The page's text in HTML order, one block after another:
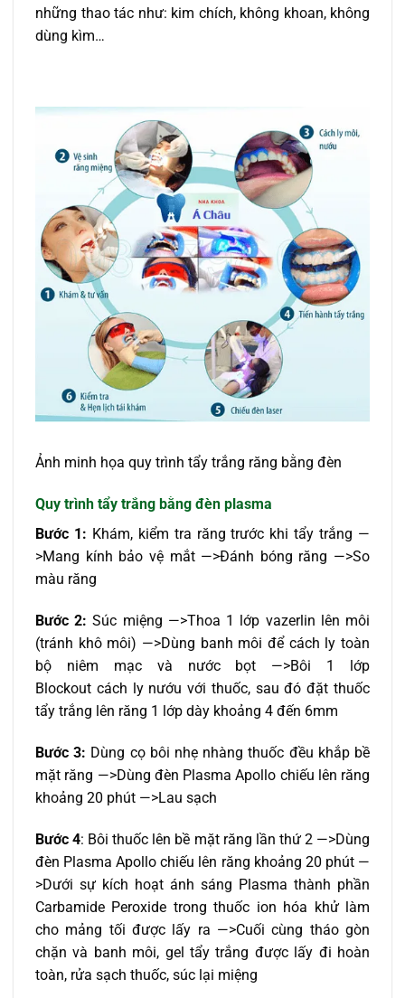
những thao tác như: kim chích, không khoan, không
dùng kìm…
Ảnh minh họa quy trình tẩy trắng răng bằng đèn
Quy trình tẩy trắng bằng đèn plasma
Bước 1: Khám, kiểm tra răng trước khi tẩy trắng —
>Mang kính bảo vệ mắt —>Đánh bóng răng —>So
màu răng
Bước 2: Súc miệng —>Thoa 1 lớp vazerlin lên môi
(tránh khô môi) —>Dùng banh môi để cách ly toàn
bộ niêm mạc và nước bọt —>Bôi 1 lớp
Blockout cách ly nướu với thuốc, sau đó đặt thuốc
tẩy trắng lên răng 1 lớp dày khoảng 4 đến 6mm
Bước 3: Dùng cọ bôi nhẹ nhàng thuốc đều khắp bề
mặt răng —>Dùng đèn Plasma Apollo chiếu lên răng
khoảng 20 phút —>Lau sạch
Bước 4: Bôi thuốc lên bề mặt răng lần thứ 2 —>Dùng
đèn Plasma Apollo chiếu lên răng khoảng 20 phút —
>Dưới sự kích hoạt ánh sáng Plasma thành phần
Carbamide Peroxide trong thuốc ion hóa khử làm
cho mảng tối được lấy ra —>Cuối cùng tháo gòn
chặn và banh môi, gel tẩy trắng được lấy đi hoàn
toàn, rửa sạch thuốc, súc lại miệng